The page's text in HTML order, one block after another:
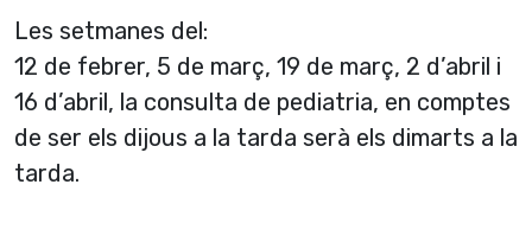
Les setmanes del:
12 de febrer, 5 de març, 19 de març, 2 d’abril i
16 d’abril, la consulta de pediatria, en comptes
de ser els dijous a la tarda serà els dimarts a la
tarda.